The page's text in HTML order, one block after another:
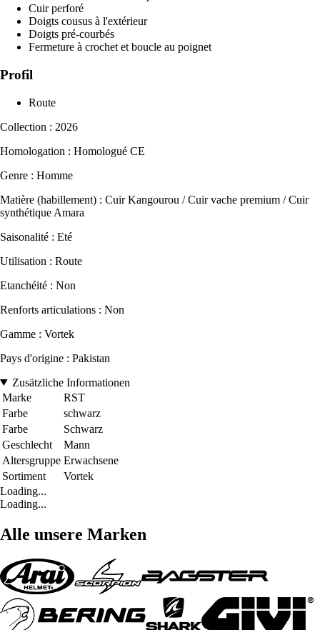
Cuir perforé
Doigts cousus à l'extérieur
Doigts pré-courbés
Fermeture à crochet et boucle au poignet
Profil
Route
Collection : 2026
Homologation : Homologué CE
Genre : Homme
Matière (habillement) : Cuir Kangourou / Cuir vache premium / Cuir
synthétique Amara
Saisonalité : Eté
Utilisation : Route
Etanchéité : Non
Renforts articulations : Non
Gamme : Vortek
Pays d'origine : Pakistan
Zusätzliche Informationen
Marke
RST
Farbe
schwarz
Farbe
Schwarz
Geschlecht
Mann
Altersgruppe Erwachsene
Sortiment
Vortek
Loading...
Loading...
Alle unsere Marken